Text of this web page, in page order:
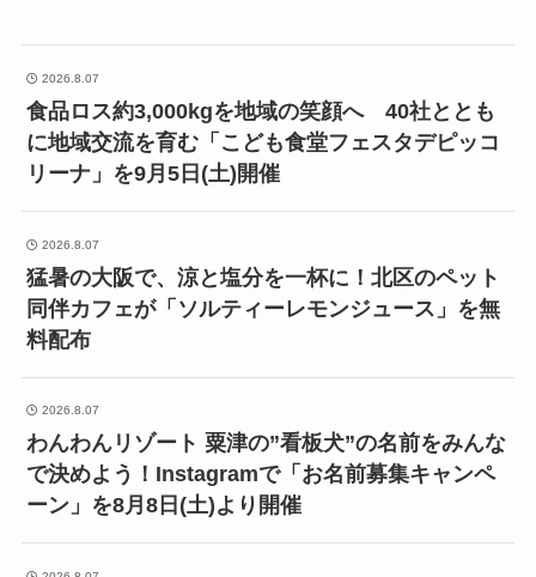
2026.8.07
食品ロス約3,000kgを地域の笑顔へ 40社ととも
に地域交流を育む「こども食堂フェスタデピッコ
リーナ」を9月5日(土)開催
2026.8.07
猛暑の大阪で、涼と塩分を一杯に！北区のペット
同伴カフェが「ソルティーレモンジュース」を無
料配布
2026.8.07
わんわんリゾート 粟津の”看板犬”の名前をみんな
で決めよう！Instagramで「お名前募集キャンペ
ーン」を8月8日(土)より開催